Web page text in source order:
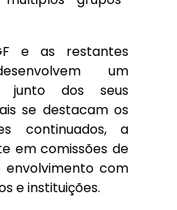
e as restantes
um
junto dos seus
se destacam os
continuados, a
em comissões de
envolvimento com
e instituições.